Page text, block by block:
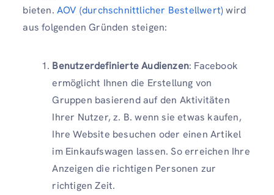
bieten. AOV (durchschnittlicher Bestellwert)wird
aus folgenden Gründen steigen:
Benutzerdefinierte Audienzen: Facebook
ermöglicht Ihnen die Erstellung von
Gruppen basierend auf den Aktivitäten
Ihrer Nutzer, z. B. wenn sie etwas kaufen,
Ihre Website besuchen oder einen Artikel
im Einkaufswagen lassen. So erreichen Ihre
Anzeigen die richtigen Personen zur
richtigen Zeit.